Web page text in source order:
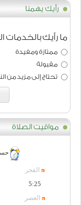
رأيك يهمنا
ما رأيك بالخدمات
ممتازة ومفيدة
مقبولة
تحتاج إلى مزيد من
مواقيت الصلاة
الفجر
5:25
العصر